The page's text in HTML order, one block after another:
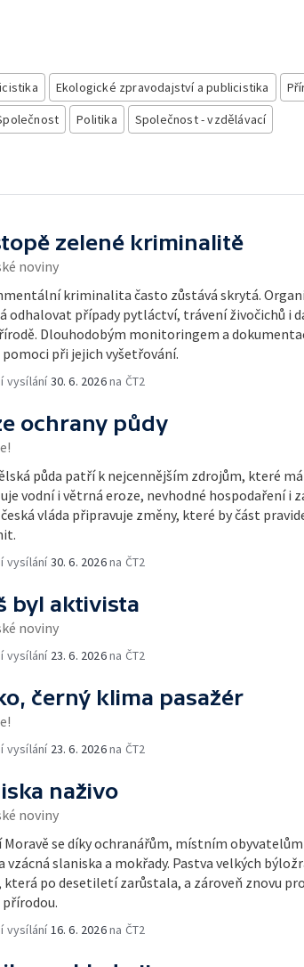
Ekologické zpravodajství a publicistika
Politika Společnost - vzdělávací
zelené kriminalitě
noviny
kriminalita často zůstává skrytá.
odhalovat případy pytláctví, trávení živočichů i
Dlouhodobým monitoringem a
při jejich vyšetřování.
vysílání30. 6. 2026na ČT2
ochrany půdy
půda patří k nejcennějším zdrojům, které
vodní i větrná eroze, nevhodné hospodaření i
vláda připravuje změny, které by část
vysílání30. 6. 2026na ČT2
byl aktivista
noviny
vysílání 23. 6. 2026na ČT2
černý klima pasažér
vysílání 23. 6. 2026na ČT2
naživo
noviny
Moravě se díky ochranářům, místním
vzácná slaniska a mokřady. Pastva velkých
která po desetiletí zarůstala, a zároveň znovu
přírodou.
vysílání 16. 6. 2026na ČT2